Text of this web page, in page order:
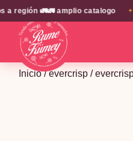
🚛🚛 amplio catalogo ✦
Inicio/evercrisp /